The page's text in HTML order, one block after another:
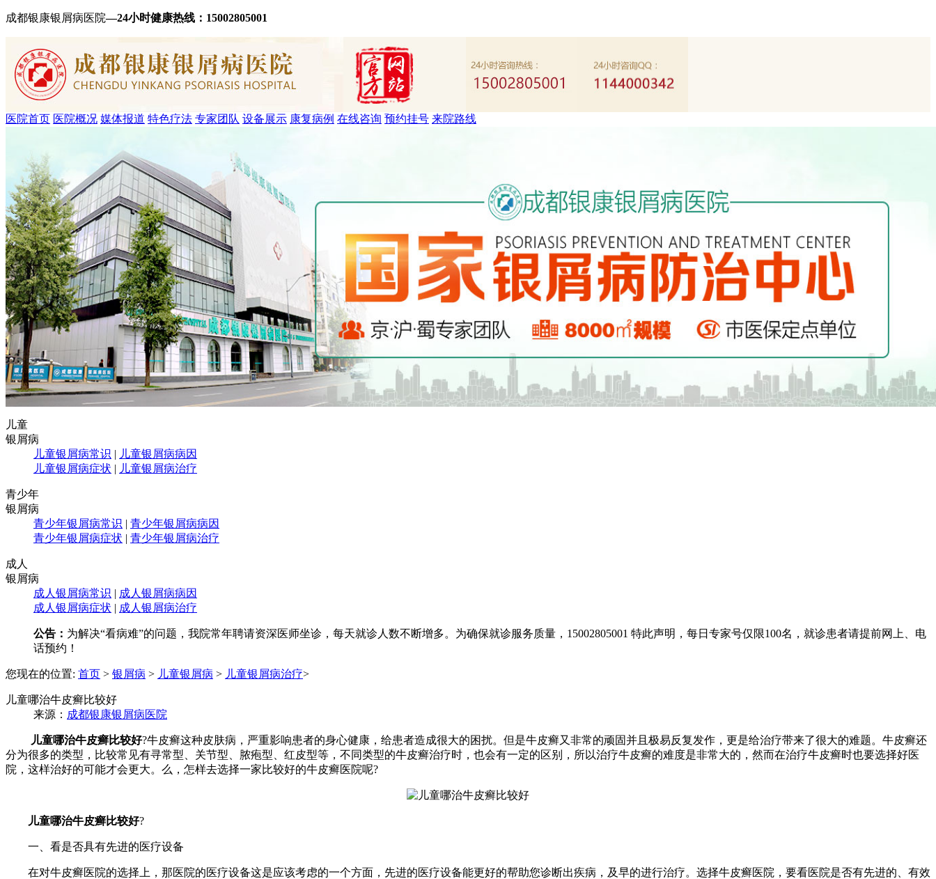
成都银康银屑病医院—24小时健康热线： 15002805001
医院首页 医院概况 媒体报道 特色疗法 专家团队 设备展示 康复病例 在线咨询 预约挂号 来院路线
儿童
银屑病
儿童银屑病常识 | 儿童银屑病病因
儿童银屑病症状 | 儿童银屑病治疗
青少年
银屑病
青少年银屑病常识 | 青少年银屑病病因
青少年银屑病症状 | 青少年银屑病治疗
成人
银屑病
成人银屑病常识 | 成人银屑病病因
成人银屑病症状 | 成人银屑病治疗
公告： 为解决“看病难”的问题，我院常年聘请资深医师坐诊，每天就诊人数不断增多。为确保就诊服务质量，15002805001 特此声明，每日专家号仅限100名，就诊患者请提前网上、电
话预约！
您现在的位置: 首页 > 银屑病 > 儿童银屑病 > 儿童银屑病治疗>
儿童哪治牛皮癣比较好
来源： 成都银康银屑病医院
儿童哪治牛皮癣比较好?牛皮癣这种皮肤病，严重影响患者的身心健康，给患者造成很大的困扰。但是牛皮癣又非常的顽固并且极易反复发作，更是给治疗带来了很大的难题。牛皮癣还
分为很多的类型，比较常见有寻常型、关节型、脓疱型、红皮型等，不同类型的牛皮癣治疗时，也会有一定的区别，所以治疗牛皮癣的难度是非常大的，然而在治疗牛皮癣时也要选择好医
院，这样治好的可能才会更大。么，怎样去选择一家比较好的牛皮癣医院呢?
儿童哪治牛皮癣比较好?
一、看是否具有先进的医疗设备
在对牛皮癣医院的选择上，那医院的医疗设备这是应该考虑的一个方面，先进的医疗设备能更好的帮助您诊断出疾病，及早的进行治疗。选择牛皮癣医院，要看医院是否有先进的、有效